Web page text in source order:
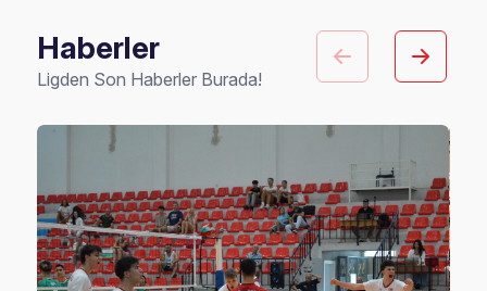
Haberler
Ligden Son Haberler Burada!